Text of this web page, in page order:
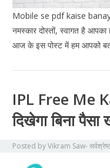
Mobile se pdf kaise
नमस्कार दोस्तों, स्वागत है
आज के इस पोस्ट में हम आपको
IPL Free Me
दिखेगा बिना
Posted byVikram Saw- सर्वश्रेष्ठ